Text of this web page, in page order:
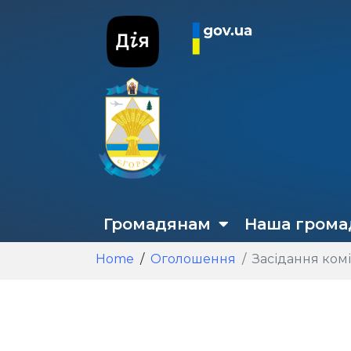
Громадянам Наша
Home Оголошення Засідання